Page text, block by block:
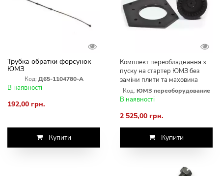
Трубка обратки форсунок
ЮМЗ
Код: Д65-1104780-А
В наявності
192,00 грн.
Купити
Комплект переобладнання з
пуску на стартер ЮМЗ без
заміни плити та маховика
Код: ЮМЗ переоборудование
В наявності
2 525,00 грн.
Купити